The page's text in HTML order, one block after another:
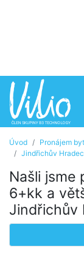
Úvod Pronájem
Jindřichův Hradec
Našli jsme
6+kk a
Jindřichův